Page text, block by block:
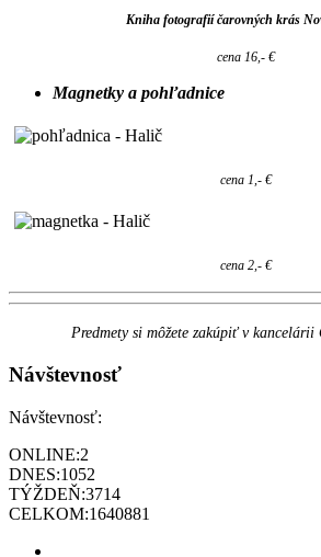
Kniha fotografií čarovných krás
cena 16,- €
Magnetky a pohľadnice
cena 1,- €
cena 2,- €
Predmety si môžete zakúpiť v kancelárii
Návštevnosť
Návštevnosť:
ONLINE:2
DNES:1052
TÝŽDEŇ:3714
CELKOM:1640881